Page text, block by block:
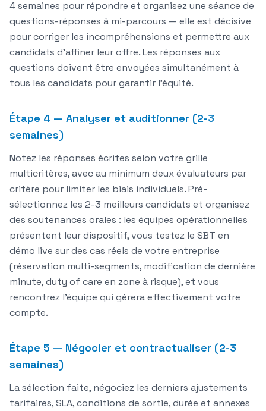
4 semaines pour répondre et organisez une séance de
questions-réponses à mi-parcours — elle est décisive
pour corriger les incompréhensions et permettre aux
candidats d'affiner leur offre. Les réponses aux
questions doivent être envoyées simultanément à
tous les candidats pour garantir l'équité.
Étape 4 — Analyser et auditionner (2-3
semaines)
Notez les réponses écrites selon votre grille
multicritères, avec au minimum deux évaluateurs par
critère pour limiter les biais individuels. Pré-
sélectionnez les 2-3 meilleurs candidats et organisez
des soutenances orales : les équipes opérationnelles
présentent leur dispositif, vous testez le SBT en
démo live sur des cas réels de votre entreprise
(réservation multi-segments, modification de dernière
minute, duty of care en zone à risque), et vous
rencontrez l'équipe qui gérera effectivement votre
compte.
Étape 5 — Négocier et contractualiser (2-3
semaines)
La sélection faite, négociez les derniers ajustements
tarifaires, SLA, conditions de sortie, durée et annexes